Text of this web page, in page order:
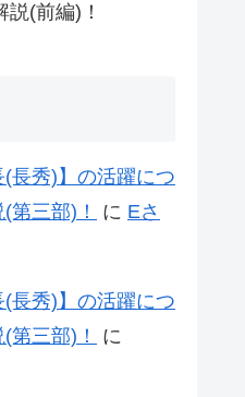
(前編)！
(長秀)】の活躍につ
第三部)！
に Eさ
(長秀)】の活躍につ
第三部)！
に